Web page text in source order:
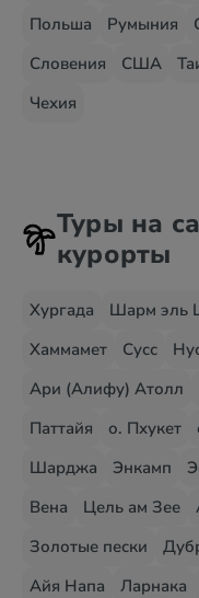
Польша Румыния
Словения
США
Чехия
Туры на
курорты
Хургада Шарм эль
Хаммамет
Сусс
Ари (Алифу) Атолл
Паттайя
о. Пхукет
Шарджа
Энкамп
Вена
Цель ам Зее
Золотые пески
Айя Напа
Ларнака